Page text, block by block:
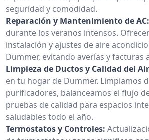
seguridad y comodidad.
Reparación y Mantenimiento de AC:
durante los veranos intensos.
instalación y ajustes de aire
Dummer, evitando averías y facturas
Limpieza de Ductos y Calidad del
en tu hogar de Dummer. Limpiamos
purificadores, balanceamos el flujo
pruebas de calidad para espacios
saludables todo el año.
Termostatos y Controles: